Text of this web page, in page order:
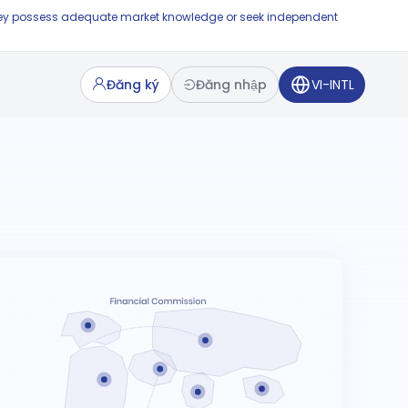
possess adequate market knowledge or seek independent
Đăng ký Đăng nhập VI-INTL